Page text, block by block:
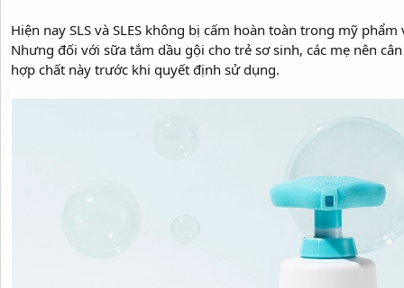
Hiện nay SLS và SLES không bị cấm hoàn toàn trong mỹ
Nhưng đối với sữa tắm dầu gội cho trẻ sơ sinh, các mẹ nên
hợp chất này trước khi quyết định sử dụng.